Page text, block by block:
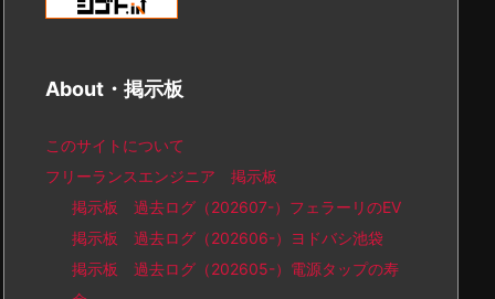
About・掲示板
このサイトについて
フリーランスエンジニア 掲示板
掲示板 過去ログ（202607-）フェラーリのEV
掲示板 過去ログ（202606-）ヨドバシ池袋
掲示板 過去ログ（202605-）電源タップの寿